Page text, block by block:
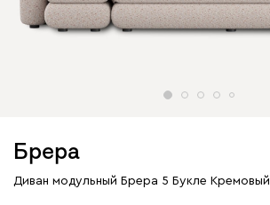
Брера
Диван модульный Брера 5 Букле Кремовый
Арт. 300734